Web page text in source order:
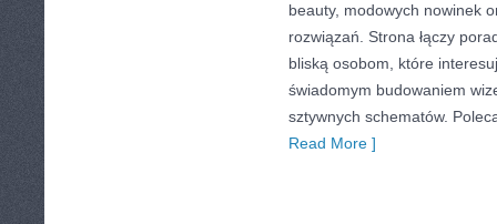
beauty, modowych nowinek
rozwiązań. Strona łączy
bliską osobom, które
świadomym budowaniem
sztywnych schematów.
Read More ]